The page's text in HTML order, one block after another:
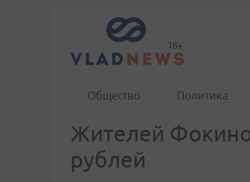
Общество Политика
Жителей
рублей